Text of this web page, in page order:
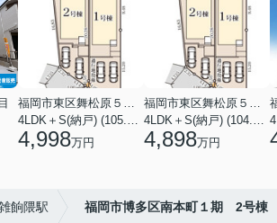
福岡市東区舞松原５丁目
4LDK＋S(納戸) (105.70㎡)
4,998万円
福岡市東区舞松原５丁目
4LDK＋S(納戸) (104.08㎡)
4,898万円
餉隈駅 福岡市博多区南本町１期 2号棟